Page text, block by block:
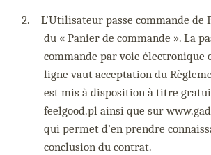
2.
L’Utilisateur passe commande de
du « Panier de commande ». La
commande par voie électronique
ligne vaut acceptation du
est mis à disposition à titre
feelgood.pl ainsi que sur
qui permet d’en prendre
conclusion du contrat.